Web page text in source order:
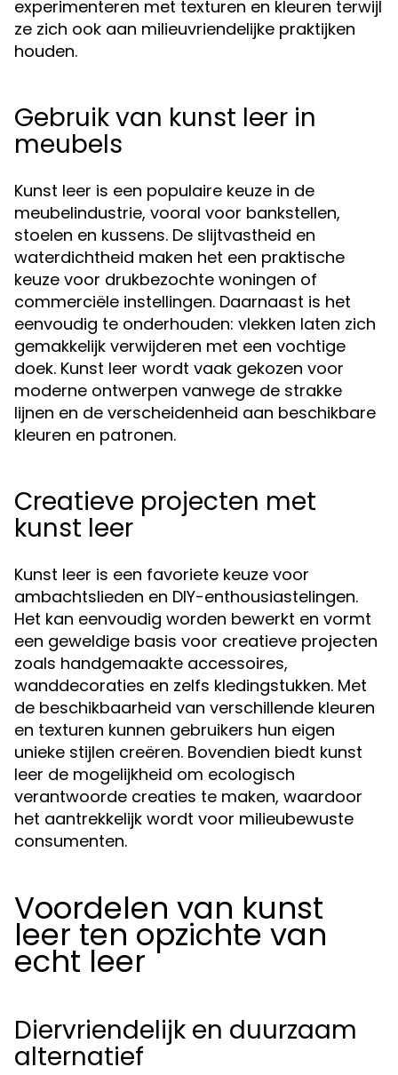
experimenteren met texturen en kleuren terwijl
ze zich ook aan milieuvriendelijke praktijken
houden.
Gebruik van kunst leer in
meubels
Kunst leer is een populaire keuze in de
meubelindustrie, vooral voor bankstellen,
stoelen en kussens. De slijtvastheid en
waterdichtheid maken het een praktische
keuze voor drukbezochte woningen of
commerciële instellingen. Daarnaast is het
eenvoudig te onderhouden: vlekken laten zich
gemakkelijk verwijderen met een vochtige
doek. Kunst leer wordt vaak gekozen voor
moderne ontwerpen vanwege de strakke
lijnen en de verscheidenheid aan beschikbare
kleuren en patronen.
Creatieve projecten met
kunst leer
Kunst leer is een favoriete keuze voor
ambachtslieden en DIY-enthousiastelingen.
Het kan eenvoudig worden bewerkt en vormt
een geweldige basis voor creatieve projecten
zoals handgemaakte accessoires,
wanddecoraties en zelfs kledingstukken. Met
de beschikbaarheid van verschillende kleuren
en texturen kunnen gebruikers hun eigen
unieke stijlen creëren. Bovendien biedt kunst
leer de mogelijkheid om ecologisch
verantwoorde creaties te maken, waardoor
het aantrekkelijk wordt voor milieubewuste
consumenten.
Voordelen van kunst
leer ten opzichte van
echt leer
Diervriendelijk en duurzaam
alternatief